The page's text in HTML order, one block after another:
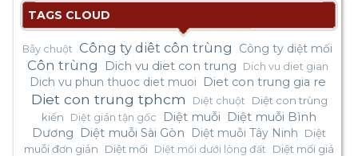
TAGS CLOUD
Bẫy chuột Công ty diêt côn trùng Công ty diệt mối
Côn trùng Dich vu diet con trung Dich vu diet gian
Dich vu phun thuoc diet muoi Diet con trung gia re
Diet con trung tphcm Diệt chuột
Diệt con trùng
kiến
Diệt gián tận gốc Diệt muỗi
Diệt muỗi Bình
Dương
Diệt muỗi Sài Gòn Diệt muỗi Tây Ninh
Diệt
muỗi đơn giản
Diệt mối Diệt mối dưới lòng đất
Diệt mối giá